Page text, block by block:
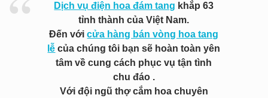
Dịch vụ điện hoa đám tang khắp 63
tỉnh thành của Việt Nam.
Đến vớicửa hàng bán vòng hoa tang
lễ của chúng tôi bạn sẽ hoàn toàn yên
tâm về cung cách phục vụ tận tình
chu đáo .
Với đội ngũ thợ cắm hoa chuyên